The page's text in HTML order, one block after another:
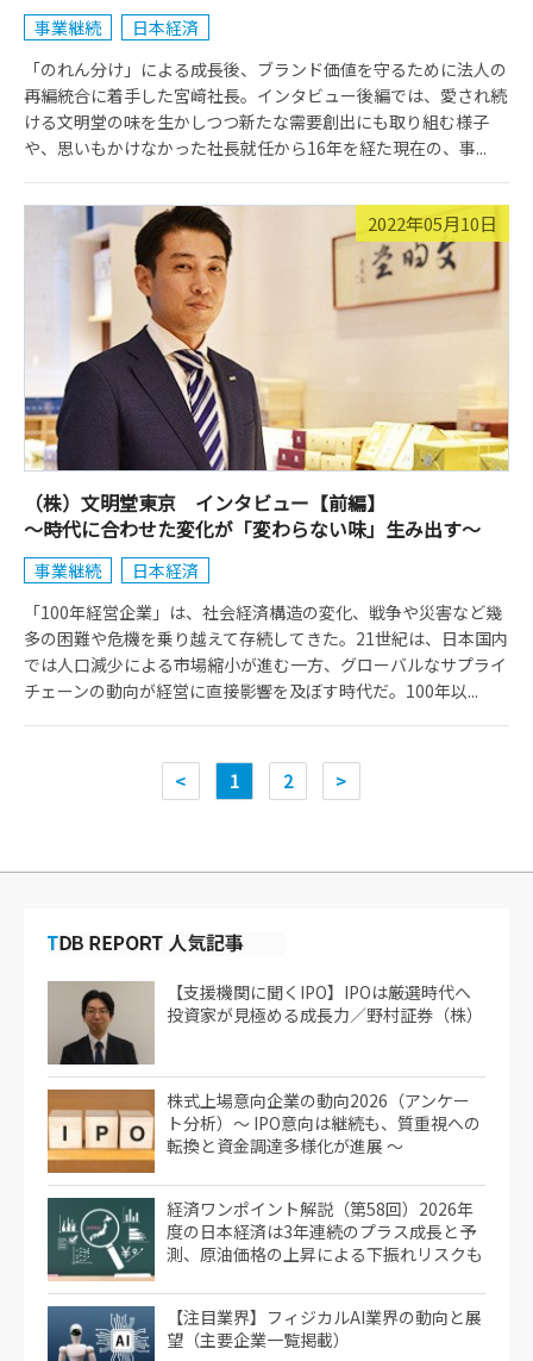
事業継続
日本経済
「のれん分け」による成長後、ブランド価値を守るために法人の
再編統合に着手した宮﨑社長。インタビュー後編では、愛され続
ける文明堂の味を生かしつつ新たな需要創出にも取り組む様子
や、思いもかけなかった社長就任から16年を経た現在の、事...
2022年05月10日
（株）文明堂東京 インタビュー【前編】
～時代に合わせた変化が「変わらない味」生み出す～
事業継続
日本経済
「100年経営企業」は、社会経済構造の変化、戦争や災害など幾
多の困難や危機を乗り越えて存続してきた。21世紀は、日本国内
では人口減少による市場縮小が進む一方、グローバルなサプライ
チェーンの動向が経営に直接影響を及ぼす時代だ。100年以...
< 1 2 >
【支援機関に聞くIPO】IPOは厳選時代へ
投資家が見極める成長力／野村証券（株）
株式上場意向企業の動向2026（アンケー
ト分析）～ IPO意向は継続も、質重視への
転換と資金調達多様化が進展 ～
経済ワンポイント解説（第58回）2026年
度の日本経済は3年連続のプラス成長と予
測、原油価格の上昇による下振れリスクも
【注目業界】フィジカルAI業界の動向と展
望（主要企業一覧掲載）